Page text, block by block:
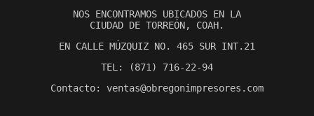
NOS ENCONTRAMOS UBICADOS EN LA
CIUDAD DE TORREÓN, COAH.
EN CALLE MÚZQUIZ NO. 465 SUR INT.21
TEL: (871) 716-22-94
Contacto: ventas@obregonimpresores.com